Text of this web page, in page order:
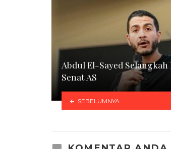
Abdul El-Sayed
Senat AS
SEBELUMNYA